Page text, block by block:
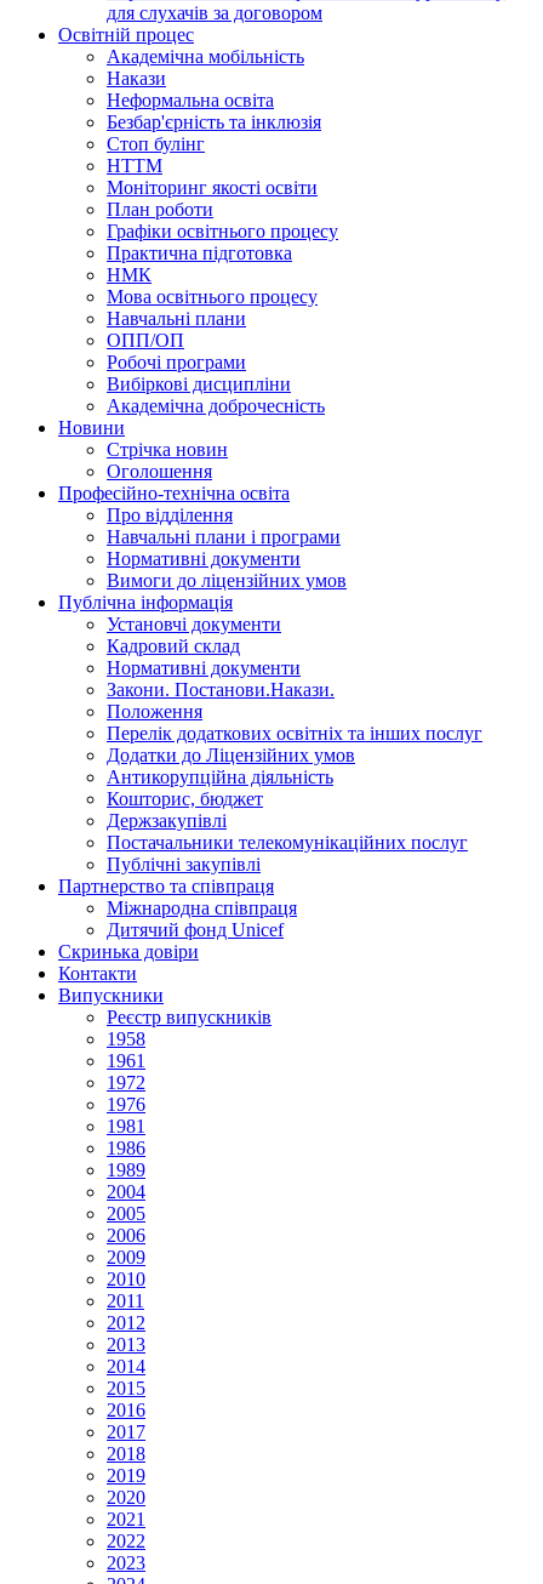
для слухачів за договором
Освітній процес
Академічна мобільність
Накази
Неформальна освіта
Безбар'єрність та інклюзія
Стоп булінг
НТТМ
Моніторинг якості освіти
План роботи
Графіки освітнього процесу
Практична підготовка
НМК
Мова освiтнього процесу
Навчальнi плани
ОПП/ОП
Робочі програми
Вибiрковi дисциплiни
Академічна доброчесність
Новини
Стрічка новин
Оголошення
Професійно-технічна освіта
Про відділення
Навчальні плани і програми
Нормативнi документи
Вимоги до ліцензійних умов
Публічна інформація
Установчi документи
Кадровий склад
Нормативнi документи
Закони. Постанови.Накази.
Положення
Перелік додаткових освітніх та інших послуг
Додатки до Ліцензійних умов
Антикорупційна діяльність
Кошторис, бюджет
Держзакупiвлi
Постачальники телекомунікаційних послуг
Публічні закупівлі
Партнерство та співпраця
Міжнародна співпраця
Дитячий фонд Unicef
Скринька довіри
Контакти
Випускники
Реєстр випускників
1958
1961
1972
1976
1981
1986
1989
2004
2005
2006
2009
2010
2011
2012
2013
2014
2015
2016
2017
2018
2019
2020
2021
2022
2023